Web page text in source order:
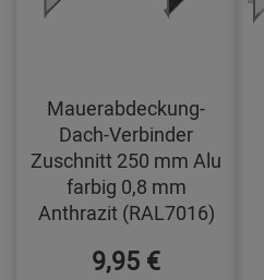
Mauerabdeckung-
Dach-Verbinder
Zuschnitt 250 mm Alu
farbig 0,8 mm
Anthrazit (RAL7016)
9,95 €